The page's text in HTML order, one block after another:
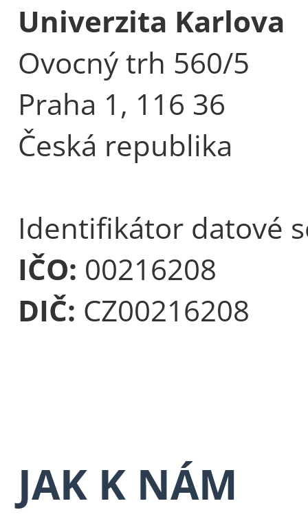
Univerzita Karlova
Ovocný trh 560/5
Praha 1, 116 36
Česká republika
Identifikátor datové
IČO: 00216208
DIČ: CZ00216208
JAK K NÁM